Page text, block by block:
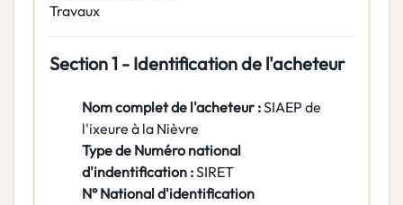
Travaux
Section 1 - Identification de l'acheteur
Nom complet de l'acheteur :SIAEP de
l'ixeure à la Nièvre
Type de Numéro national
d'indentification :SIRET
N° National d'identification